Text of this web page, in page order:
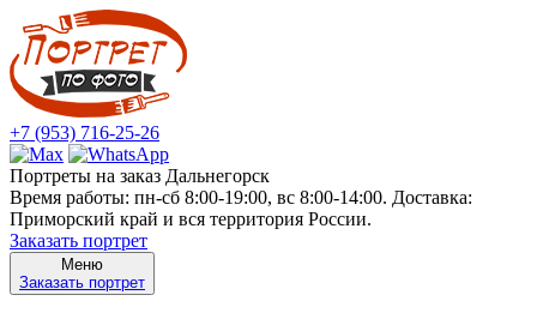
+7 (953) 716-25-26
Портреты на заказ Дальнегорск
Время работы: пн-сб 8:00-19:00, вс 8:00-14:00. Доставка:
Приморский край и вся территория России.
Заказать портрет
Меню
Заказать портрет